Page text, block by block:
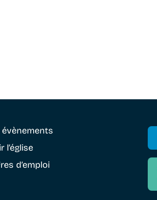
évènements
l’église
d’emploi